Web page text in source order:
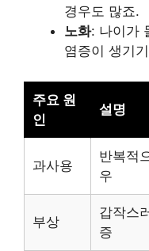
경우도 많죠.
노화: 나이가
염증이 생기
주요 원
인
설명
과사용
반복적
우
부상
갑작스
증